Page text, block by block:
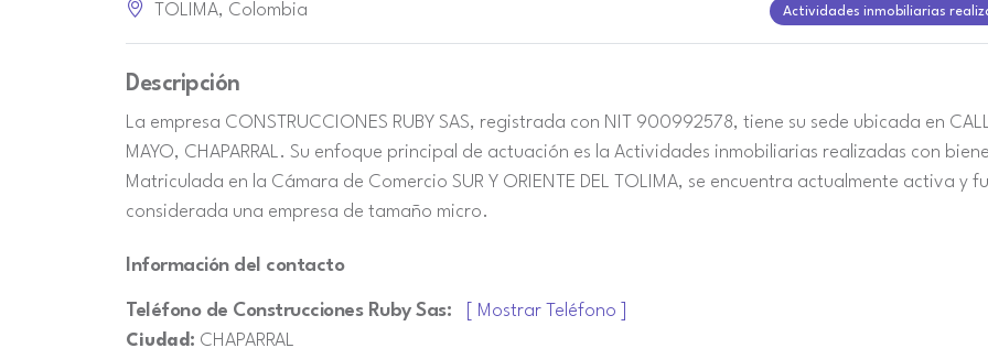
TOLIMA, Colombia Actividades inmobiliarias
Descripción
La empresa CONSTRUCCIONES RUBY SAS, registrada con NIT 900992578, tiene su sede ubicada en
MAYO, CHAPARRAL. Su enfoque principal de actuación es la Actividades inmobiliarias realizadas con
Matriculada en la Cámara de Comercio SUR Y ORIENTE DEL TOLIMA, se encuentra actualmente activa y
considerada una empresa de tamaño micro.
Información del contacto
Teléfono de Construcciones Ruby Sas:
[ Mostrar Teléfono ]
Ciudad: CHAPARRAL